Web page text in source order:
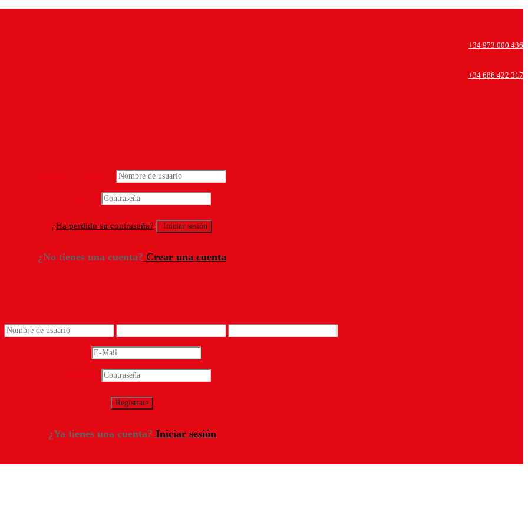
+34 973 000 436
+34 686 422 317
¿Ha perdido su contraseña?
¿No tienes una cuenta? Crear una cuenta
¿Ya tienes una cuenta? Iniciar sesión